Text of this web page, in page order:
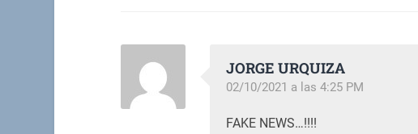
JORGE URQUIZA
02/10/2021 a las 4:25 PM
FAKE NEWS…!!!!